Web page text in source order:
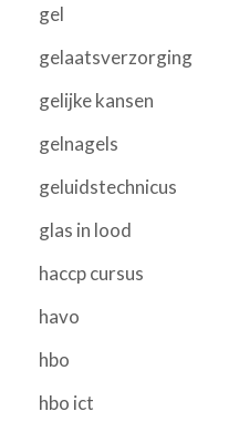
gel
gelaatsverzorging
gelijke kansen
gelnagels
geluidstechnicus
glas in lood
haccp cursus
havo
hbo
hbo ict